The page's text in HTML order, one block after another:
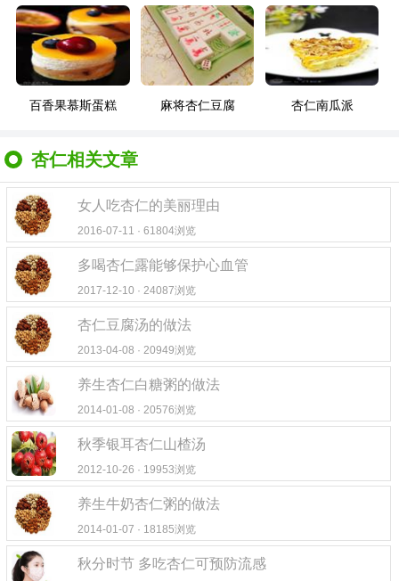
百香果慕斯蛋糕 麻将杏仁豆腐 杏仁南瓜派
杏仁相关文章
女人吃杏仁的美丽理由
2016-07-11 · 61804浏览
多喝杏仁露能够保护心血管
2017-12-10 · 24087浏览
杏仁豆腐汤的做法
2013-04-08 · 20949浏览
养生杏仁白糖粥的做法
2014-01-08 · 20576浏览
秋季银耳杏仁山楂汤
2012-10-26 · 19953浏览
养生牛奶杏仁粥的做法
2014-01-07 · 18185浏览
秋分时节 多吃杏仁可预防流感